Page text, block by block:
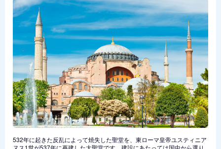
532年に起きた反乱によって焼失した聖堂を、東ローマ皇帝ユスティニア